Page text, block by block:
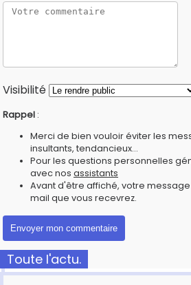
Visibilité
Rappel :
Merci de bien vouloir éviter les
insultants, tendancieux...
Pour les questions personnelles
avec nos assistants
Avant d'être affiché, votre
mail que vous recevrez.
Toute l'actu.